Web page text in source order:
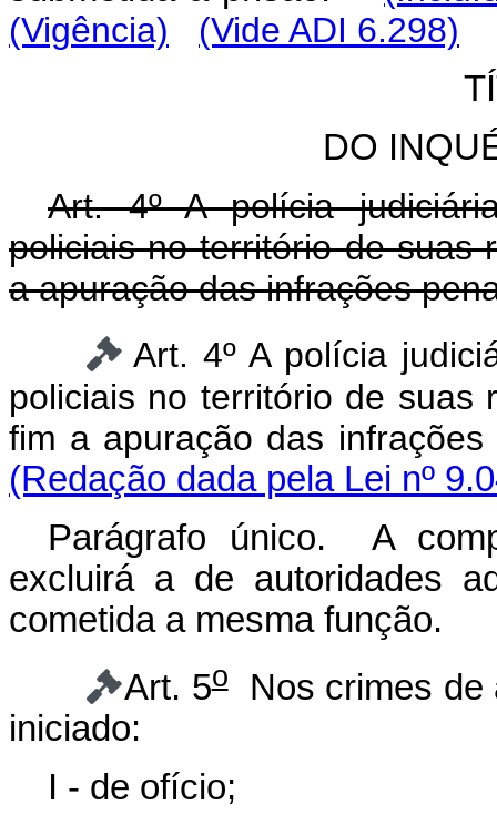
(Vigência)
(Vide ADI 6.298)
DO
Art. 4º A polícia
policiais no território de suas
a apuração das infrações
Art. 4º A polícia
policiais no território de suas
fim a apuração das
(Redação dada pela Lei nº
Parágrafo único. A
excluirá a de autoridades
cometida a mesma função.
Art. 5oNos crimes de
iniciado:
I - de ofício;